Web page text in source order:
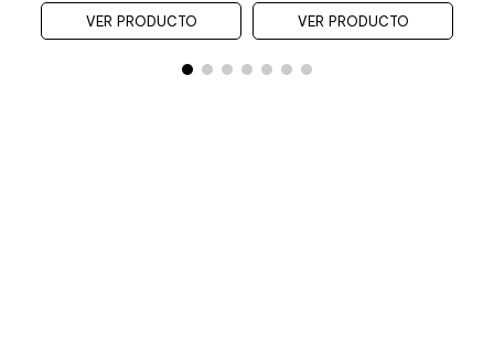
VER PRODUCTO VER PRODUCTO